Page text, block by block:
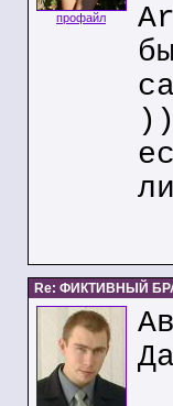
профайл
Re: ФИКТИВНЫЙ